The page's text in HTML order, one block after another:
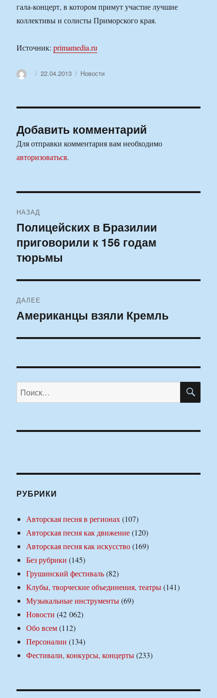
гала-концерт, в котором примут участие лучшие
коллективы и солисты Приморского края.
Источник:primamedia.ru
АвторОпубликовано
22.04.2013 Рубрики
Новости
Добавить комментарий
Для отправки комментария вам необходимо
авторизоваться.
по
записям
НАЗАД
Предыдущая
запись:
Полицейских в Бразилии
приговорили к 156 годам
тюрьмы
ДАЛЕЕ
Следующая
Американцы взяли Кремль
Искать:
РУБРИКИ
Авторская песня в регионах(107)
Авторская песня как движение(120)
Авторская песня как искусство(169)
Без рубрики (145)
Грушинский фестиваль(82)
Клубы, творческие объединения, театры(141)
Музыкальные инструменты(69)
Новости (42 062)
Обо всем(112)
Персоналии (134)
Фестивали, конкурсы, концерты(233)